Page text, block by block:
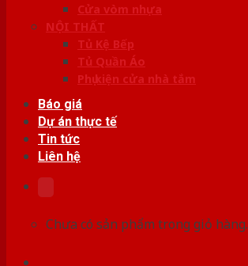
Cửa vòm nhựa
NỘI THẤT
Tủ Kệ Bếp
Tủ Quần Áo
Phụ kiện cửa nhà tắm
Báo giá
Dự án thực tế
Tin tức
Liên hệ
Chưa có sản phẩm trong giỏ hàng.